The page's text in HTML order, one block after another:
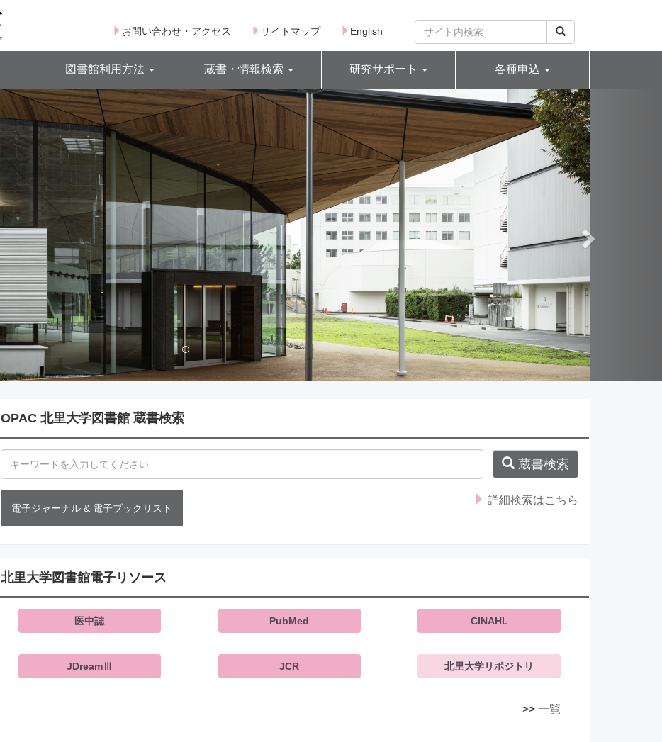
お問い合わせ・アクセス サイトマップ English
図書館利用方法 蔵書・情報検索 研究サポート 各種申込
OPAC 北里大学図書館 蔵書検索
蔵書検索
詳細検索はこちら
電子ジャーナル & 電子ブックリスト
北里大学図書館電子リソース
医中誌 PubMed CINAHL
JDreamⅢ JCR 北里大学リポジトリ
>> 一覧